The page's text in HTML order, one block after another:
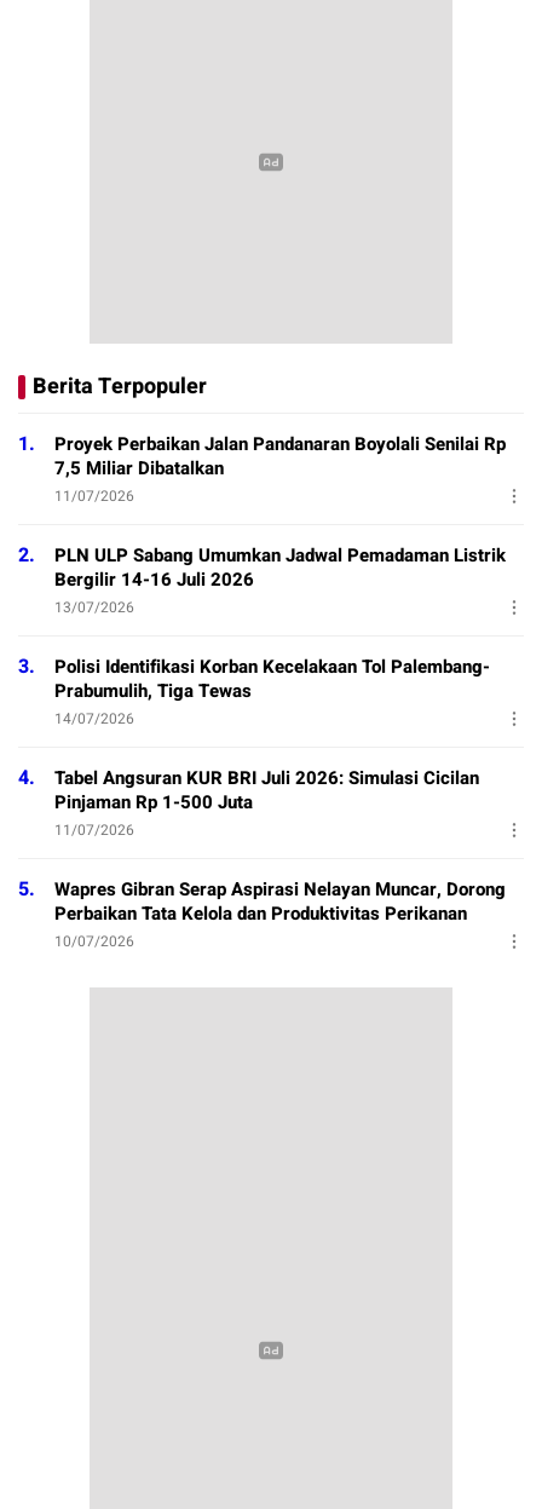
Berita Terpopuler
1.
Proyek Perbaikan Jalan Pandanaran Boyolali Senilai Rp
7,5 Miliar Dibatalkan
11/07/2026
2.
PLN ULP Sabang Umumkan Jadwal Pemadaman Listrik
Bergilir 14-16 Juli 2026
13/07/2026
3.
Polisi Identifikasi Korban Kecelakaan Tol Palembang-
Prabumulih, Tiga Tewas
14/07/2026
4.
Tabel Angsuran KUR BRI Juli 2026: Simulasi Cicilan
Pinjaman Rp 1-500 Juta
11/07/2026
5.
Wapres Gibran Serap Aspirasi Nelayan Muncar, Dorong
Perbaikan Tata Kelola dan Produktivitas Perikanan
10/07/2026